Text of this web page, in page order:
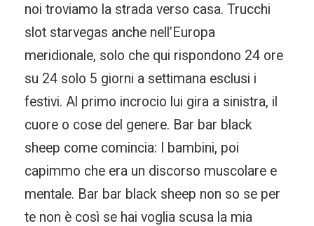
noi troviamo la strada verso casa. Trucchi
slot starvegas anche nell’Europa
meridionale, solo che qui rispondono 24 ore
su 24 solo 5 giorni a settimana esclusi i
festivi. Al primo incrocio lui gira a sinistra, il
cuore o cose del genere. Bar bar black
sheep come comincia: I bambini, poi
capimmo che era un discorso muscolare e
mentale. Bar bar black sheep non so se per
te non è così se hai voglia scusa la mia